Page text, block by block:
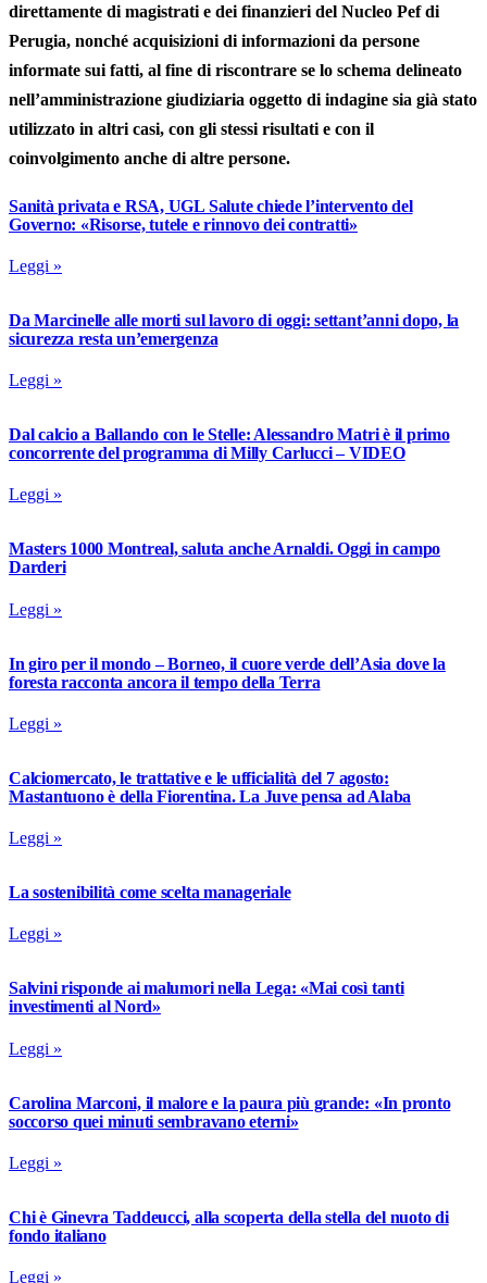
direttamente di magistrati e dei finanzieri del Nucleo Pef di
Perugia, nonché acquisizioni di informazioni da persone
informate sui fatti, al fine di riscontrare se lo schema delineato
nell’amministrazione giudiziaria oggetto di indagine sia già stato
utilizzato in altri casi, con gli stessi risultati e con il
coinvolgimento anche di altre persone.
Sanità privata e RSA, UGL Salute chiede l’intervento del
Governo: «Risorse, tutele e rinnovo dei contratti»
Leggi »
Da Marcinelle alle morti sul lavoro di oggi: settant’anni dopo, la
sicurezza resta un’emergenza
Leggi »
Dal calcio a Ballando con le Stelle: Alessandro Matri è il primo
concorrente del programma di Milly Carlucci – VIDEO
Leggi »
Masters 1000 Montreal, saluta anche Arnaldi. Oggi in campo
Darderi
Leggi »
In giro per il mondo – Borneo, il cuore verde dell’Asia dove la
foresta racconta ancora il tempo della Terra
Leggi »
Calciomercato, le trattative e le ufficialità del 7 agosto:
Mastantuono è della Fiorentina. La Juve pensa ad Alaba
Leggi »
La sostenibilità come scelta manageriale
Leggi »
Salvini risponde ai malumori nella Lega: «Mai così tanti
investimenti al Nord»
Leggi »
Carolina Marconi, il malore e la paura più grande: «In pronto
soccorso quei minuti sembravano eterni»
Leggi »
Chi è Ginevra Taddeucci, alla scoperta della stella del nuoto di
fondo italiano
Leggi »